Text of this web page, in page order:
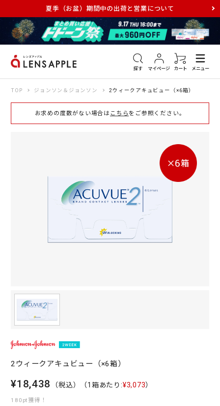
夏季（お盆）期間中の出荷と営業について
探す マイページ カート メニュー
アキュビュー メダリスト メガネ
TOP ジョンソン＆ジョンソン 2ウィークアキュビュー（×6箱）
お求めの度数がない場合は こちら をご参照ください。
2ウィークアキュビュー（×6箱）
¥18,438 （税込） （1箱あたり:¥3,073）
180pt獲得！